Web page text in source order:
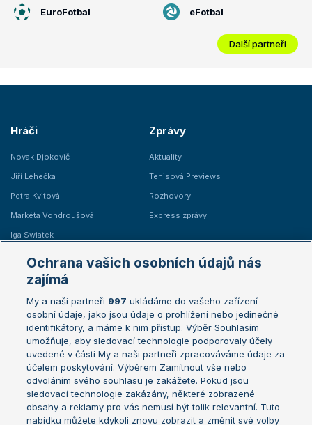
EuroFotbal eFotbal
Další partneři
Hráči
Novak Djokovič
Jiří Lehečka
Petra Kvitová
Markéta Vondroušová
Iga Swiatek
Zprávy
Aktuality
Tenisová Previews
Rozhovory
Express zprávy
Žebříčky
Žebříček ATP (muži)
Žebříček WTA (ženy)
Sázkařský žebříček
Australian Open
French Open
Wimbledon
US Open
Turnaj mistrů
Turnaj mistryň
Aktualní trendy
Ochrana vašich osobních údajů nás
zajímá
My a naši partneři 997 ukládáme do vašeho zařízení
osobní údaje, jako jsou údaje o prohlížení nebo jedinečné
identifikátory, a máme k nim přístup. Výběr Souhlasím
umožňuje, aby sledovací technologie podporovaly účely
uvedené v části My a naši partneři zpracováváme údaje za
účelem poskytování. Výběrem Zamítnout vše nebo
odvoláním svého souhlasu je zakážete. Pokud jsou
sledovací technologie zakázány, některé zobrazené
obsahy a reklamy pro vás nemusí být tolik relevantní. Tuto
nabídku můžete kdykoli znovu zobrazit a změnit své volby